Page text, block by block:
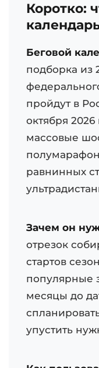
Коротко:
Беговой
подборка из
пройдут в
октября
массовые
равнинных
Зачем он
отрезок
стартов
популярные
месяцы до
упустить